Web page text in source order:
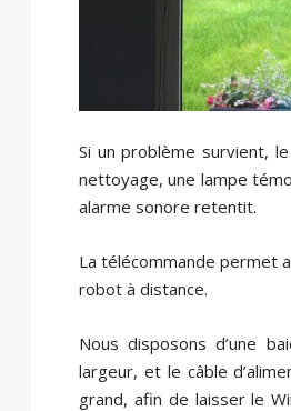
Si un problème survient,
nettoyage, une lampe
alarme sonore retentit.
La télécommande permet
robot à distance.
Nous disposons d’une
largeur, et le câble
grand, afin de laisser le